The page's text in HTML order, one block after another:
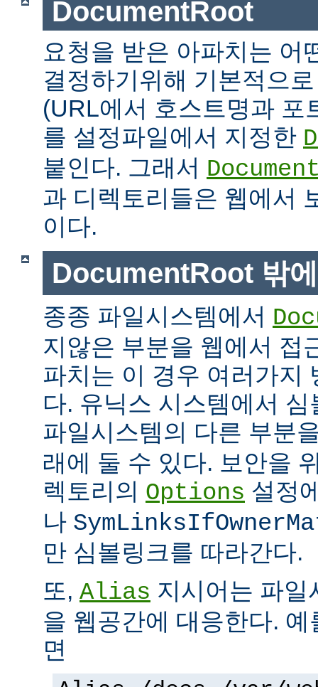
DocumentRoot
요청을 받은 아파치는 어
결정하기위해 기본적으
(URL에서 호스트명과 포
를 설정파일에서 지정한
붙인다. 그래서
과 디렉토리들은 웹에서
이다.
DocumentRoot 밖
종종 파일시스템에서
지않은 부분을 웹에서 접
파치는 이 경우 여러가지
다. 유닉스 시스템에서
파일시스템의 다른 부분
래에 둘 수 있다. 보안을
렉토리의 Options 설정
나
만 심볼링크를 따라간다.
또, Alias 지시어는 파일
을 웹공간에 대응한다.
면